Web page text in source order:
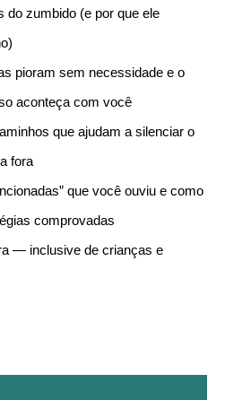
do zumbido (e por que ele
pioram sem necessidade e o
aconteça com você
que ajudam a silenciar o
fora
que você ouviu e como
comprovadas
— inclusive de crianças e